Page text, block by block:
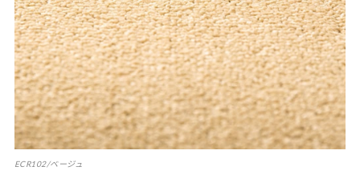
ECR102/ベージュ